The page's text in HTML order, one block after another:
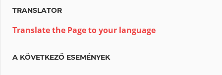
TRANSLATOR
Translate the Page to your language
A KÖVETKEZŐ ESEMÉNYEK